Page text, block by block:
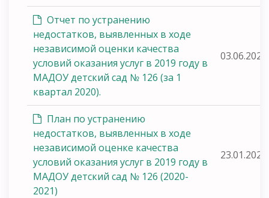
Отчет по устранению
недостатков, выявленных в ходе
независимой оценки качества
условий оказания услуг в 2019 году в
МАДОУ детский сад № 126 (за 1
квартал 2020).
03.06.2020
План по устранению
недостатков, выявленных в ходе
независимой оценке качества
условий оказания услуг в 2019 году в
МАДОУ детский сад № 126 (2020-
2021)
23.01.2020